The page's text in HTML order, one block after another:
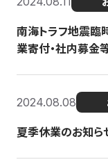
南海トラフ地震臨
業寄付・社内募金
2024.08.08
夏季休業のお知ら